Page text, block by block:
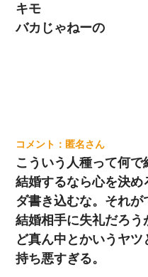
キモ
バカじゃねーの
匿名
こういう人種って何で
結婚するなら心を決
ダ書き込むな。それが
結婚相手に失礼だろう
ど真ん中とかいうヤ
持ち悪すぎる。